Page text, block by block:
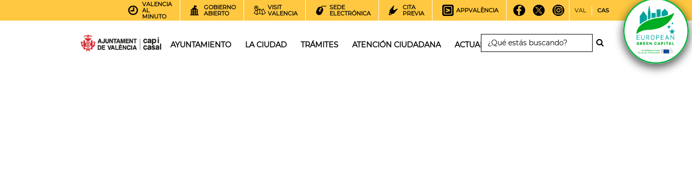
VALENCIA
AL
MINUTO
GOBIERNO
ABIERTO
VISIT
VALENCIA
SEDE
ELECTRÓNICA
CITA
PREVIA
APPVALÈNCIA VAL CAS
AYUNTAMIENTO LA CIUDAD TRÁMITES ATENCIÓN CIUDADANA ACTUALIDAD